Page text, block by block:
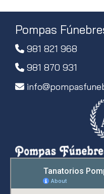
Pompas
981 821 968
981 870 931
info